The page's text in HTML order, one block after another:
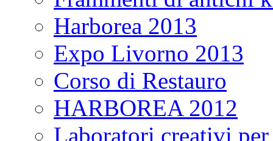
Harborea 2013
Expo Livorno 2013
Corso di Restauro
HARBOREA 2012
Laboratori creativi